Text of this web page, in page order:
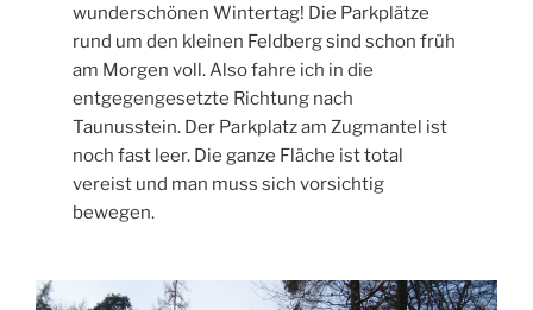
wunderschönen Wintertag! Die Parkplätze
rund um den kleinen Feldberg sind schon früh
am Morgen voll. Also fahre ich in die
entgegengesetzte Richtung nach
Taunusstein. Der Parkplatz am Zugmantel ist
noch fast leer. Die ganze Fläche ist total
vereist und man muss sich vorsichtig
bewegen.